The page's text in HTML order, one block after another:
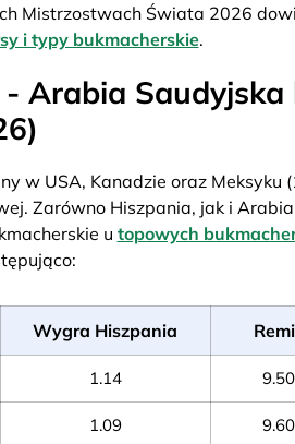
Mistrzostwach Świata 2026
i typy bukmacherskie.
Arabia
w USA, Kanadzie oraz Meksyku
Zarówno Hiszpania, jak i
u topowych
Wygra Hiszpania
1.14 9.50
1.09 9.60